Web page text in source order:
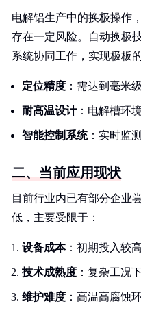
电解铝生产中的换极操作
存在一定风险。自动换极
系统协同工作，实现极板
定位精度 ：需达到毫米
耐高温设计：电解槽环
智能控制系统：实时监
二、当前应用现状
目前行业内已有部分企业
低，主要受限于：
设备成本：初期投入较
技术成熟度 ：复杂工况
维护难度 ：高温高腐蚀